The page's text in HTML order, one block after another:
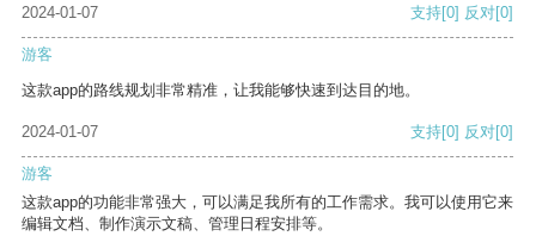
2024-01-07 支持[0] 反对[0]
游客
这款app的路线规划非常精准，让我能够快速到达目的地。
2024-01-07 支持[0] 反对[0]
游客
这款app的功能非常强大，可以满足我所有的工作需求。我可以使用它来
编辑文档、制作演示文稿、管理日程安排等。